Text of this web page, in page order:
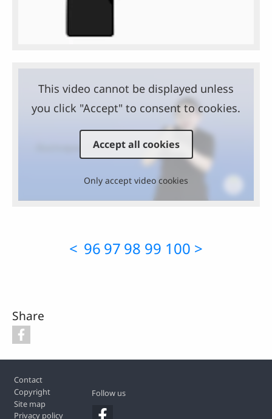
This video cannot be displayed unless
you click "Accept" to consent to cookies.
Accept all cookies
Only accept video cookies
< 96 97 98 99 100 >
Share
Contact
Copyright
Site map
Privacy policy
Follow us